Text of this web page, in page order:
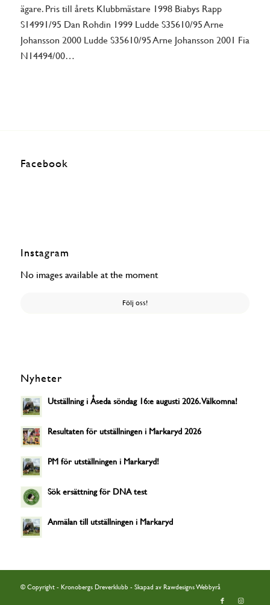
ägare. Pris till årets Klubbmästare 1998 Biabys Rapp
S14991/95 Dan Rohdin 1999 Ludde S35610/95 Arne
Johansson 2000 Ludde S35610/95 Arne Johansson 2001 Fia
N14494/00…
Facebook
Instagram
No images available at the moment
Följ oss!
Nyheter
Utställning i Åseda söndag 16:e augusti 2026. Välkomna!
Resultaten för utställningen i Markaryd 2026
PM för utställningen i Markaryd!
Sök ersättning för DNA test
Anmälan till utställningen i Markaryd
© Copyright - Kronobergs Dreverklubb - Skapad av Rawdesigns Webbyrå